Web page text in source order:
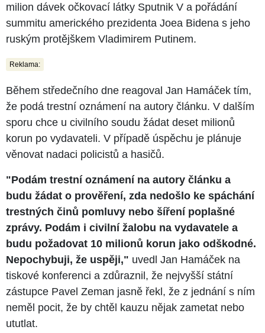
milion dávek očkovací látky Sputnik V a pořádání
summitu amerického prezidenta Joea Bidena s jeho
ruským protějškem Vladimirem Putinem.
Reklama:
Během středečního dne reagoval Jan Hamáček tím,
že podá trestní oznámení na autory článku. V dalším
sporu chce u civilního soudu žádat deset milionů
korun po vydavateli. V případě úspěchu je plánuje
věnovat nadaci policistů a hasičů.
"Podám trestní oznámení na autory článku a
budu žádat o prověření, zda nedošlo ke spáchání
trestných činů pomluvy nebo šíření poplašné
zprávy. Podám i civilní žalobu na vydavatele a
budu požadovat 10 milionů korun jako odškodné.
Nepochybuji, že uspěji," uvedl Jan Hamáček na
tiskové konferenci a zdůraznil, že nejvyšší státní
zástupce Pavel Zeman jasně řekl, že z jednání s ním
neměl pocit, že by chtěl kauzu nějak zametat nebo
ututlat.